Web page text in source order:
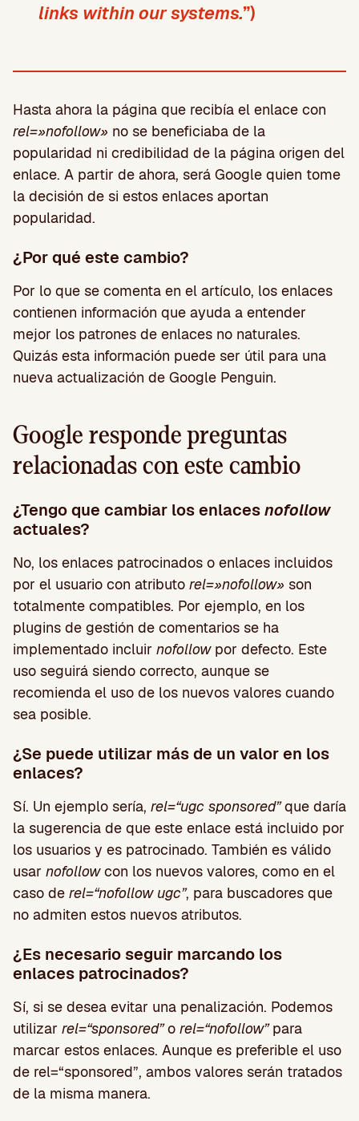
links within our systems.”)
Hasta ahora la página que recibía el enlace con
rel=»nofollow» no se beneficiaba de la
popularidad ni credibilidad de la página origen del
enlace. A partir de ahora, será Google quien tome
la decisión de si estos enlaces aportan
popularidad.
¿Por qué este cambio?
Por lo que se comenta en el artículo, los enlaces
contienen información que ayuda a entender
mejor los patrones de enlaces no naturales.
Quizás esta información puede ser útil para una
nueva actualización de Google Penguin.
Google responde preguntas
relacionadas con este cambio
¿Tengo que cambiar los enlacesnofollow
actuales?
No, los enlaces patrocinados o enlaces incluidos
por el usuario con atributo rel=»nofollow» son
totalmente compatibles. Por ejemplo, en los
plugins de gestión de comentarios se ha
implementado incluir nofollowpor defecto. Este
uso seguirá siendo correcto, aunque se
recomienda el uso de los nuevos valores cuando
sea posible.
¿Se puede utilizar más de un valor en los
enlaces?
Sí. Un ejemplo sería, rel=“ugc sponsored”que daría
la sugerencia de que este enlace está incluido por
los usuarios y es patrocinado. También es válido
usar nofollowcon los nuevos valores, como en el
caso de rel=“nofollow ugc”, para buscadores que
no admiten estos nuevos atributos.
¿Es necesario seguir marcando los
enlaces patrocinados?
Sí, si se desea evitar una penalización. Podemos
utilizar rel=“sponsored”o rel=“nofollow”para
marcar estos enlaces. Aunque es preferible el uso
de rel=“sponsored”, ambos valores serán tratados
de la misma manera.